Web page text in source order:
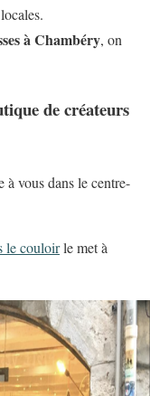
à Chambéry, on
de créateurs
à vous dans le centre-
le couloirle met à